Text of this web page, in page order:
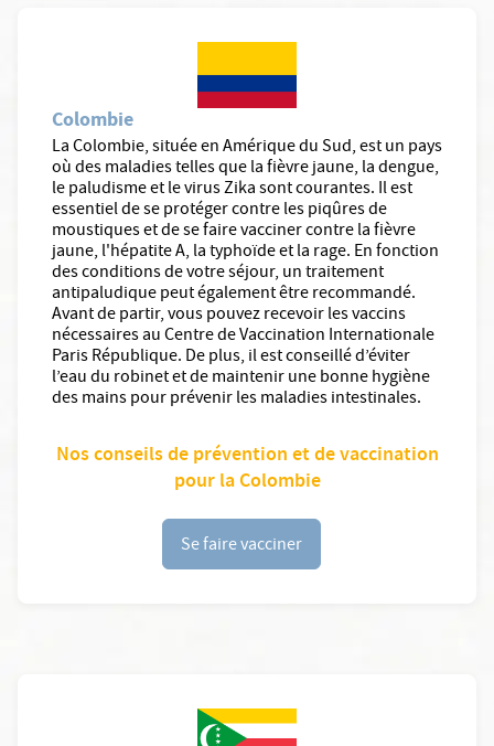
Colombie
La Colombie, située en Amérique du Sud, est un pays
où des maladies telles que la fièvre jaune, la dengue,
le paludisme et le virus Zika sont courantes. Il est
essentiel de se protéger contre les piqûres de
moustiques et de se faire vacciner contre la fièvre
jaune, l'hépatite A, la typhoïde et la rage. En fonction
des conditions de votre séjour, un traitement
antipaludique peut également être recommandé.
Avant de partir, vous pouvez recevoir les vaccins
nécessaires au Centre de Vaccination Internationale
Paris République. De plus, il est conseillé d’éviter
l’eau du robinet et de maintenir une bonne hygiène
des mains pour prévenir les maladies intestinales.
Nos conseils de prévention et de vaccination
pour la Colombie
Se faire vacciner